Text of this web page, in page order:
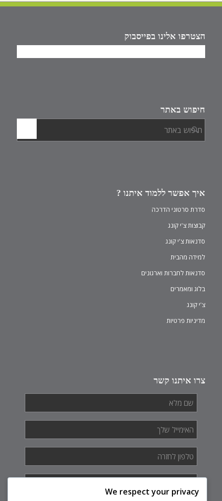
הצטרפו אלינו בפייסבוק
חיפוש באתר
איך אפשר ללמוד איתנו ?
סדרת סרטוני הדרכה
קבוצות צ'י קונג
סדנאות צ'י קונג
למידה מהבית
סדנאות לחברות וארגונים
בלוג ומאמרים
צ'י קונג
מדיניות פרטיות
צרו איתנו קשר
שם
מלא *
האימייל
שלך *
טלפון
לחזרה *
איך
יכולים
We respect your privacy